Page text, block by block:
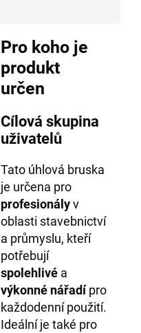
Pro koho je
produkt
určen
Cílová skupina
uživatelů
Tato úhlová bruska
je určena pro
profesionályv
oblasti stavebnictví
a průmyslu, kteří
potřebují
spolehlivé a
výkonné nářadípro
každodenní použití.
Ideální je také pro